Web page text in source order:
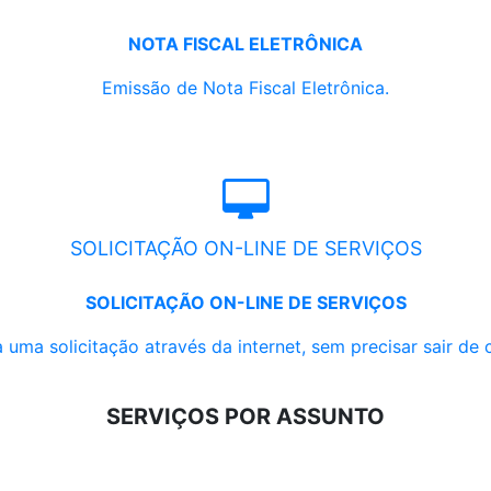
NOTA FISCAL ELETRÔNICA
Emissão de Nota Fiscal Eletrônica.
SOLICITAÇÃO ON-LINE DE SERVIÇOS
SOLICITAÇÃO ON-LINE DE SERVIÇOS
uma solicitação através da internet, sem precisar sair de
SERVIÇOS POR ASSUNTO